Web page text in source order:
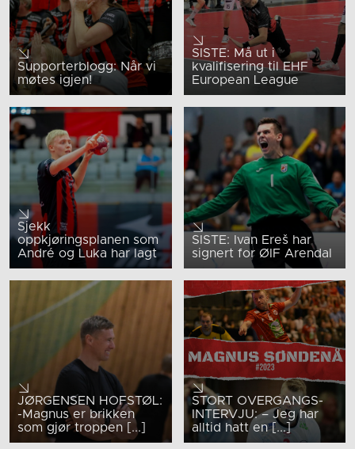
Supporterblogg: Når vi
møtes igjen!
SISTE: Må ut i
kvalifisering til EHF
European League
Sjekk
oppkjøringsplanen som
André og Luka har lagt
SISTE: Ivan Ereš har
signert for ØIF Arendal
JØRGENSEN HOFSTØL:
-Magnus er brikken
som gjør troppen [...]
STORT OVERGANGS-
INTERVJU: – Jeg har
alltid hatt en [...]